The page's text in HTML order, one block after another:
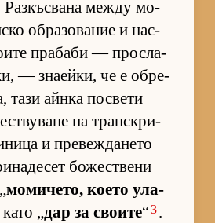
между мо­
об­ра­зо­ва­ние и нас­
пра­баби — прос­ла­
— зна­ей­ки, че е об­ре­
тази айнка пос­вети
на тран­с­к­ри­
и пре­веж­да­нето
бо­жес­т­вени
мо­ми­че­то, ко­ето ула­
като „дар за сво­ите“3.